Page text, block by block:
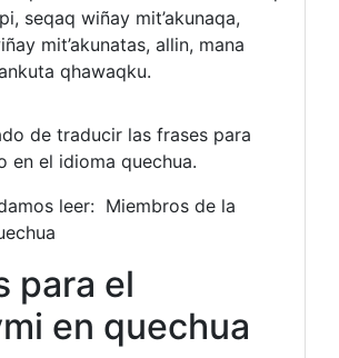
seqaq wiñay mit’akunaqa,
mit’akunatas, allin, mana
qhawaqku.
de traducir las frases para
en el idioma quechua.
leer: Miembros de la
para el
en quechua